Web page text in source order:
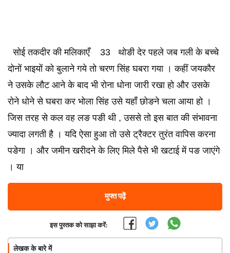
सोई तकदीर की मलिकाएँ 33 थोङी देर पहले जब गली के बच्चे
दोनों भाइयों को बुलाने गये तो चरण सिंह घबरा गया । कहीं जयकौर
ने उसके लौट आने के बाद भी रोना धोना जारी रखा हो और उसके
रोने धोने से घबरा कर भोला सिंह उसे यहाँ छोङने चला आया हो ।
जिस तरह से कल वह लङ पङी थी , उससे तो इस बात की संभावना
ज्यादा लगती है । यदि ऐसा हुआ तो उसे ट्रैक्टर तुरंत वापिस करना
पङेगा । और जमीन खरीदने के लिए मिले पैसे भी खटाई में पङ जाएंगे
। या
मुफ्त पढ़ें
इस पुस्तक को साझा करें:
लेखक के बारे में